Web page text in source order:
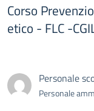
Corso
etico - FLC -
Personale
Personale